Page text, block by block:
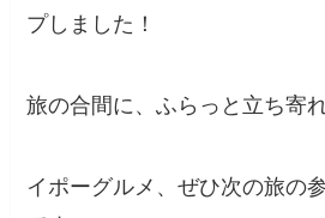
プしました！
旅の合間に、ふらっと立ち寄
イポーグルメ、ぜひ次の旅の